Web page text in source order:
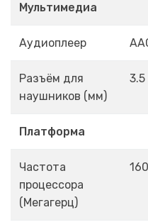
Мультимедиа
Аудиоплеер
Разъём для
наушников (мм)
3.5
Платформа
Частота
процессора
(Мегагерц)